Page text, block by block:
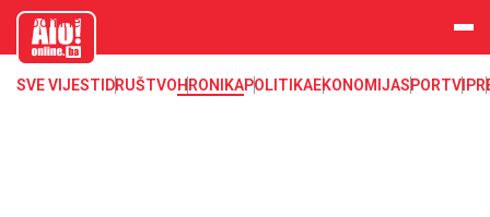
aloonline.b
SVE VIJESTI DRUŠTVOHRONIKAPOLITIKAEKONOMIJASPORTVIP